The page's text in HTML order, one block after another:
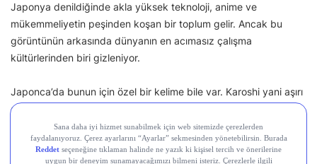
Japonya denildiğinde akla yüksek teknoloji, anime ve
mükemmeliyetin peşinden koşan bir toplum gelir. Ancak bu
görüntünün arkasında dünyanın en acımasız çalışma
kültürlerinden biri gizleniyor.
Japonca’da bunun için özel bir kelime bile var. Karoshi yani aşırı
çalışmadan ölüm.
2022 yılında Japonya hükümeti, 2.968 intihar vakasının
doğrudan aşırı çalışmayla bağlantılı olduğunu resmi olarak kabul